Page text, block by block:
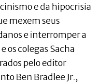
e da hipocrisia
mexem seus
e interromper a
os colegas Sacha
pelo editor
Ben Bradlee Jr.,